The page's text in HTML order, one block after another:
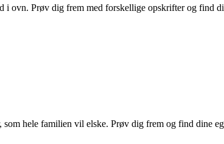
i ovn. Prøv dig frem med forskellige opskrifter og find
hele familien vil elske. Prøv dig frem og find dine